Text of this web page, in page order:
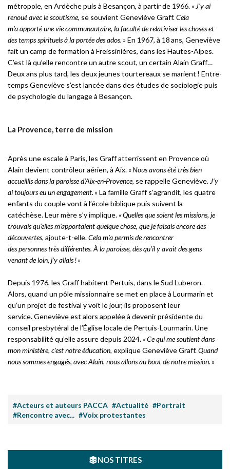
métropole, en Ardèche puis à Besançon, à partir de 1966. « J’y ai
renoué avec le scoutisme, se souvient Geneviève Graff.Cela
m’a apporté une vie communautaire, la faculté de relativiser les choses et
des temps spirituels à la portée des ados. »En 1967, à 18 ans, Geneviève
fait un camp de formation à Freissinières, dans les Hautes-Alpes.
C’est là qu’elle rencontre un autre scout, un certain Alain Graff…
Deux ans plus tard, les deux jeunes tourtereaux se marient ! Entre-
temps Geneviève s’est lancée dans des études de sociologie puis
de psychologie du langage à Besançon.
La Provence, terre de mission
Après une escale à Paris, les Graff atterrissent en Provence où
Alain devient contrôleur aérien, à Aix. « Nous avons été très bien
accueillis dans la paroisse d’Aix-en-Provence, se rappelle Geneviève. J’y
ai toujours eu un engagement. »La famille Graff s’agrandit, les quatre
enfants du couple vont à l’école biblique puis suivent la
catéchèse. Leur mère s’y implique. « Quelles que soient les missions, je
trouvais qu’elles m’apportaient quelque chose, que je faisais encore des
découvertes, ajoute-t-elle.Cela m’a permis de rencontrer
des personnes très différentes. À la paroisse, dès qu’il y avait des gens
venant de loin, j’y allais ! »
Depuis 1976, les Graff habitent Pertuis, dans le Sud Luberon.
Alors, quand un pôle missionnaire se met en place à Lourmarin et
qu’un projet de festival y voit le jour, ils proposent leur
service. Geneviève est alors appelée à devenir présidente du
conseil presbytéral de l’Église locale de Pertuis-Lourmarin. Une
responsabilité qu’elle assure depuis 2024. « Ce qui me soutient dans
mon ministère, c’est notre éducation, explique Geneviève Graff.Quand
nous sommes engagés, avec Alain, nous allons au bout de notre mission. »
#Acteurs et auteurs PACCA #Actualité #Portrait
#Rencontre avec... #Voix protestantes
NOS TITRES